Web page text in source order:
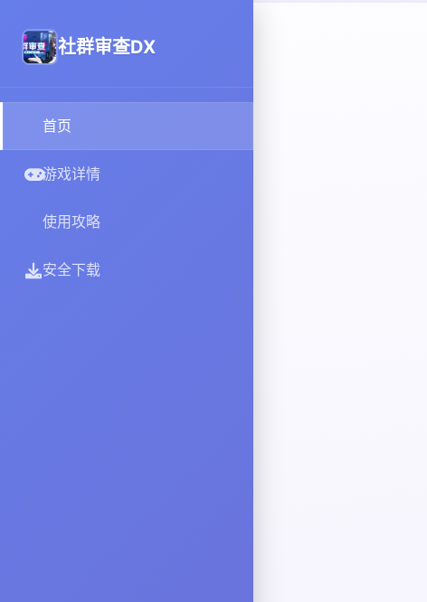
社群审查DX
首页
游戏详情
使用攻略
安全下载